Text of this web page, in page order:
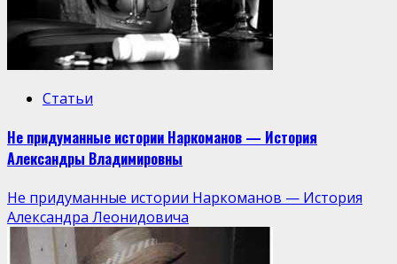
Статьи
Не придуманные истории Наркоманов — История
Александры Владимировны
Не придуманные истории Наркоманов — История
Александра Леонидовича